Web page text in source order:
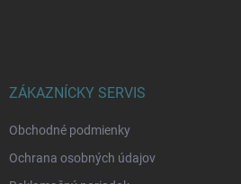
ZÁKAZNÍCKY SERVIS
Obchodné podmienky
Ochrana osobných údajov